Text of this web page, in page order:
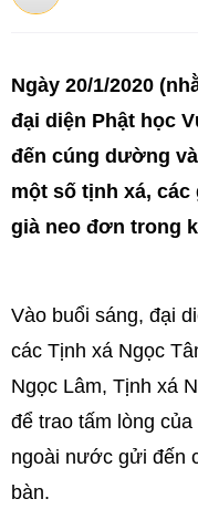
Ngày 20/1/2020
đại diện Phật học
đến cúng dường
một số tịnh xá, các
già neo đơn trong
Vào buổi sáng, đại
các Tịnh xá Ngọc
Ngọc Lâm, Tịnh xá
để trao tấm lòng
ngoài nước gửi đến
bàn.